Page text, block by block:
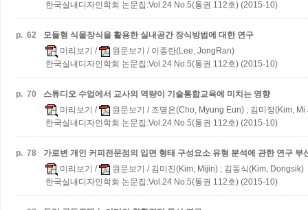
한국실내디자인학회 논문집:Vol.24 No.5(통권 112호) (2015-10)
p. 62
모듈형 식물장식을 활용한 실내공간 장식방법에 대한 연구
미리보기 / 원문보기 / 이종란(Lee, JongRan)
한국실내디자인학회 논문집:Vol.24 No.5(통권 112호) (2015-10)
p. 70
스튜디오 수업에서 교사의 역량이 기술통합교육에 미치는 영향
미리보기 / 원문보기 / 조명은(Cho, Myung Eun) ; 김미정(Kim, Mi
한국실내디자인학회 논문집:Vol.24 No.5(통권 112호) (2015-10)
p. 78 가로변 개인 커피전문점의 입면 형태 구성요소 유형 분석에 관한 연구 부
미리보기 / 원문보기 / 김미진(Kim, Mijin) ; 김동식(Kim, Dongsik)
한국실내디자인학회 논문집:Vol.24 No.5(통권 112호) (2015-10)